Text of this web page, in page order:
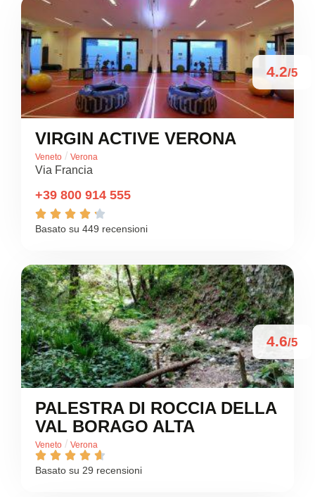
4.2/5
VIRGIN ACTIVE VERONA
Veneto / Verona
Via Francia
+39 800 914 555
    
Basato su 449 recensioni
4.6/5
PALESTRA DI ROCCIA DELLA
VAL BORAGO ALTA
Veneto / Verona
    
Basato su 29 recensioni